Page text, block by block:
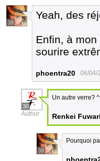
39
Yeah, des
Enfin, à
sourire
phoentra20 06/04/
30
Author
Un autre verre?
Renkei
39
Pourquoi